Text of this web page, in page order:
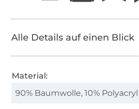
Alle Details auf einen Blick
Material:
90% Baumwolle, 10% Polyacryl